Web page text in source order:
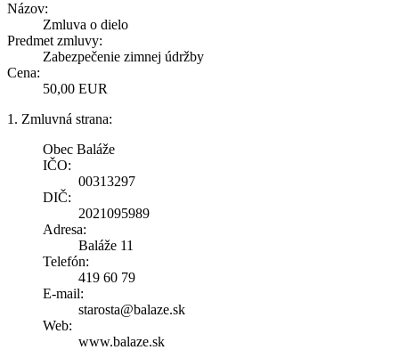
Názov:
Zmluva o dielo
Predmet zmluvy:
Zabezpečenie zimnej údržby
Cena:
50,00 EUR
1. Zmluvná strana:
Obec Baláže
IČO:
00313297
DIČ:
2021095989
Adresa:
Baláže 11
Telefón:
419 60 79
E-mail:
starosta@balaze.sk
Web:
www.balaze.sk